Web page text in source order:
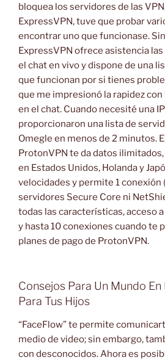
bloquea los servidores de las
ExpressVPN, tuve que probar
encontrar uno que funcionase.
ExpressVPN ofrece asistencia
el chat en vivo y dispone de una
que funcionan por si tienes
que me impresionó la rapidez
en el chat. Cuando necesité una
proporcionaron una lista de
Omegle en menos de 2 minutos.
ProtonVPN te da datos
en Estados Unidos, Holanda y
velocidades y permite 1 conexión
servidores Secure Core ni
todas las características, acceso
y hasta 10 conexiones cuando te
planes de pago de ProtonVPN.
Consejos Para Un Mundo
Para Tus Hijos
“FaceFlow” te permite
medio de video; sin embargo,
con desconocidos. Ahora es